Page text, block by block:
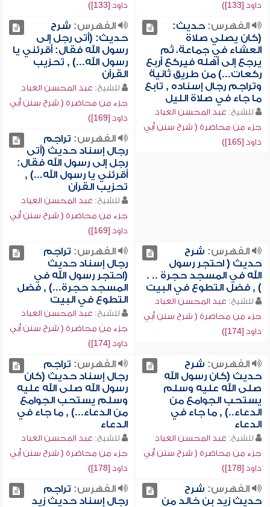
داود [133])
داود [133])
الفهرس:حديث:
(كان يصلي صلاة
العشاء في جماعة، ثم
يرجع إلى أهله فيركع أربع
ركعات...) من طريق ثانية
وتراجم رجال إسناده , تابع
ما جاء في صلاة الليل
للشيخ: عبد المحسن العباد
جزء من محاضرة ( شرح سنن أبي
داود [165])
الفهرس: شرح
حديث: (أتى رجل إلى
رسول الله فقال: أقرئني يا
رسول الله...) , تحزيب
القرآن
للشيخ: عبد المحسن العباد
جزء من محاضرة ( شرح سنن أبي
داود [169])
الفهرس: تراجم
رجال إسناد حديث (أتى
رجل إلى رسول الله فقال:
أقرئني يا رسول الله...) ,
تحزيب القرآن
للشيخ: عبد المحسن العباد
جزء من محاضرة ( شرح سنن أبي
داود [169])
الفهرس: شرح
حديث ( احتجر رسول
الله في المسجد حجرة .. .
) , فضل التطوع في البيت
للشيخ: عبد المحسن العباد
جزء من محاضرة ( شرح سنن أبي
داود [174])
الفهرس: تراجم
رجال إسناد حديث
(احتجر رسول الله في
المسجد حجرة...) , فضل
التطوع في البيت
للشيخ: عبد المحسن العباد
جزء من محاضرة ( شرح سنن أبي
داود [174])
الفهرس: شرح
حديث (كان رسول الله
صلى الله عليه وسلم
يستحب الجوامع من
الدعاء..) , ما جاء في
الدعاء
للشيخ: عبد المحسن العباد
جزء من محاضرة ( شرح سنن أبي
داود [178])
الفهرس: تراجم
رجال إسناد حديث (كان
رسول الله صلى الله عليه
وسلم يستحب الجوامع
من الدعاء...) , ما جاء في
الدعاء
للشيخ: عبد المحسن العباد
جزء من محاضرة ( شرح سنن أبي
داود [178])
الفهرس: شرح
حديث زيد بن خالد من
الفهرس: تراجم
رجال إسناد حديث زيد